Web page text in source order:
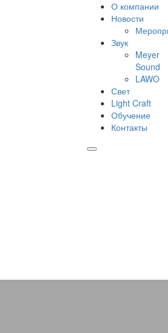
О компании
Новости
Звук
Meyer
Sound
LAWO
Свет
Light Craft
Обучение
Контакты